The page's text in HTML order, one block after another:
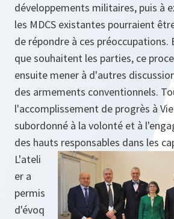
développements militaires, puis à
les MDCS existantes pourraient
de répondre à ces préoccupations.
que souhaitent les parties, ce
ensuite mener à d'autres
des armements conventionnels.
l'accomplissement de progrès à
subordonné à la volonté et à
des hauts responsables dans les
L'ateli
er a
permis
d'évoq